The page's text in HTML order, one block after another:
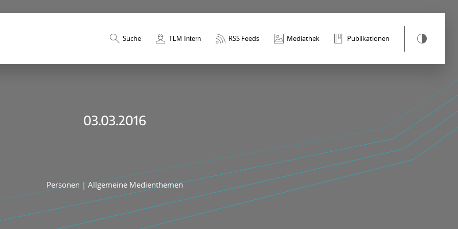
Suche TLM Intern RSS Feeds Mediathek Publikationen
03.03.2016
Personen | Allgemeine Medienthemen